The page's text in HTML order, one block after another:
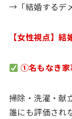
→「結婚するデ
【女性視点】
①名もなき家
掃除・洗濯・献
誰にも評価され